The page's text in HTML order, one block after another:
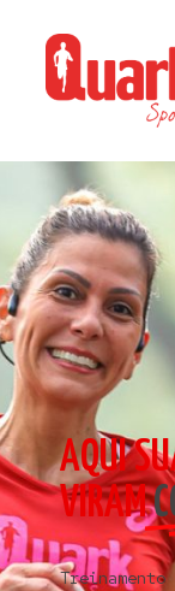
AQUI
VIRAM